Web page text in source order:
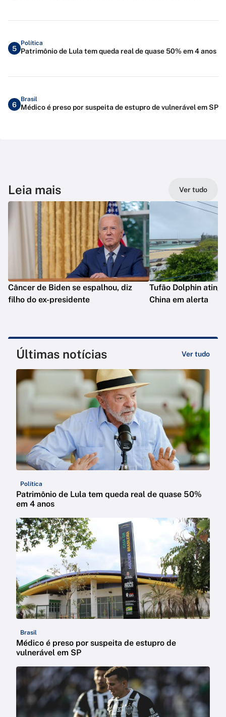
5
Política
Patrimônio de Lula tem queda real de quase 50% em 4 anos
6
Brasil
Médico é preso por suspeita de estupro de vulnerável em SP
Leia mais Ver tudo
Câncer de Biden se espalhou, diz
filho do ex-presidente
Tufão Dolphin
China em alerta
Últimas notícias Ver tudo
Política
Patrimônio de Lula tem queda real de quase 50%
em 4 anos
Brasil
Médico é preso por suspeita de estupro de
vulnerável em SP